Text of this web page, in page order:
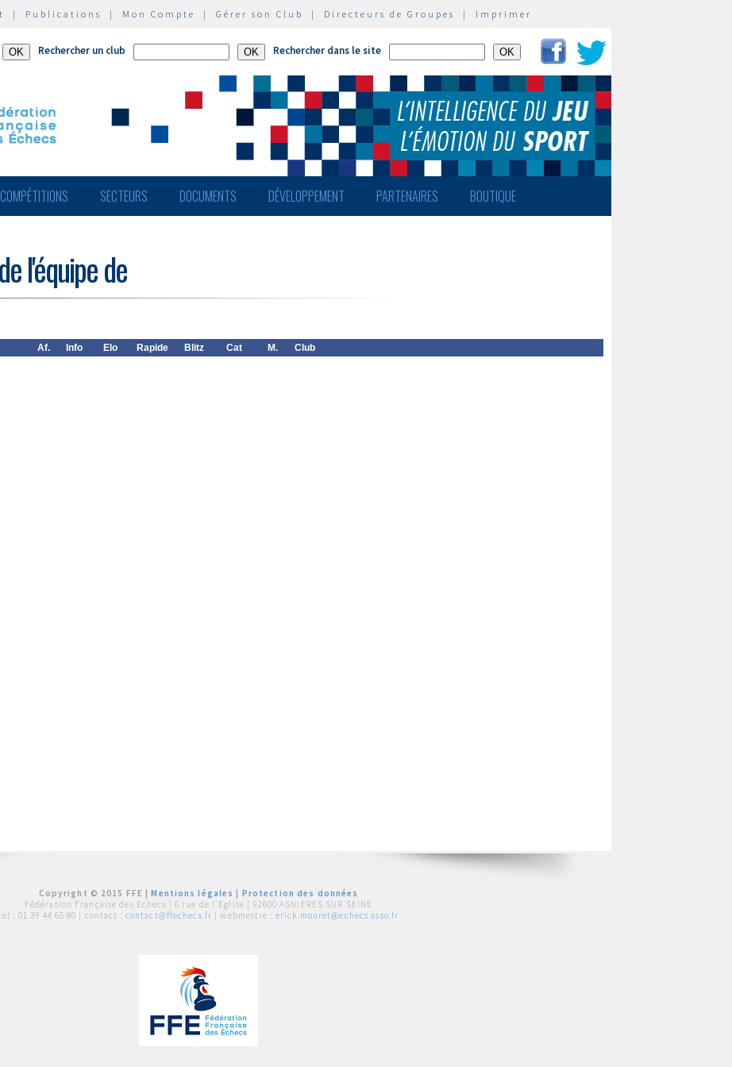
| Publications | Mon Compte | Gérer son Club | Directeurs de Groupes | Imprimer
Rechercher un club Rechercher dans le site
COMPÉTITIONS SECTEURS DOCUMENTS DÉVELOPPEMENT PARTENAIRES BOUTIQUE
l'équipe de
Af. Info Elo Rapide Blitz Cat M. Club
Copyright © 2015 FFE |Mentions légales
Protection des données
Fédération Française des Echecs | 6 rue de l'Eglise | 92600 ASNIERES SUR SEINE
tél : 01 39 44 65 80 | contact : contact@ffechecs.fr | webmestre : erick.mouret@echecs.asso.fr